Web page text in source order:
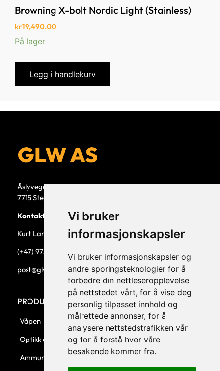
Vi bruker
informasjonskapsler
Vi bruker informasjonskapsler og
andre sporingsteknologier for å
forbedre din nettleseropplevelse
på nettstedet vårt, for å vise deg
personlig tilpasset innhold og
målrettede annonser, for å
analysere nettstedstrafikken vår
og for å forstå hvor våre
besøkende kommer fra.
Browning X-bolt Nordic Light (Stainless)
kr19,490.00
På lager
Legg i handlekurv
Åslyvegen 5b
7715 Steinkjer
Kontaktperson
Kurt Larsen, daglig leder.
(+47) 973 33 332
post@glw.no
PRODUKTKATEGORIER
Våpen
Optikk og montasjer
Ammunisjon